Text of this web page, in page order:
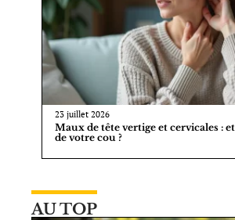
23 juillet 2026
Maux de tête vertige et cervicales :
de votre cou ?
AU TOP